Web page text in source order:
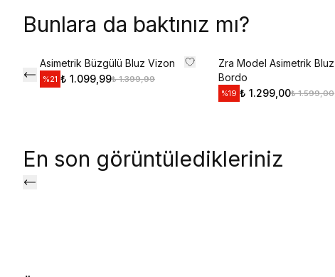
Bunlara da baktınız mı?
Asimetrik Büzgülü Bluz Vizon
%21 ₺ 1.099,99₺ 1.399,99
Zra Model Asimetrik Bluz
Bordo
%19 ₺ 1.299,00₺ 1.599,00
En son görüntüledikleriniz